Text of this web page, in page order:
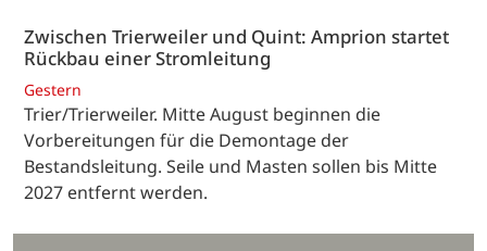
Zwischen Trierweiler und Quint: Amprion startet
Rückbau einer Stromleitung
Gestern
Trier/Trierweiler. Mitte August beginnen die
Vorbereitungen für die Demontage der
Bestandsleitung. Seile und Masten sollen bis Mitte
2027 entfernt werden.